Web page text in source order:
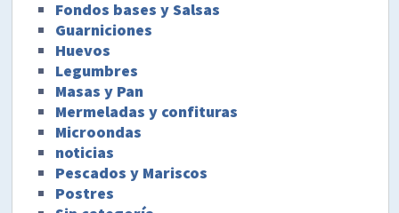
Fondos bases y Salsas
Guarniciones
Huevos
Legumbres
Masas y Pan
Mermeladas y confituras
Microondas
noticias
Pescados y Mariscos
Postres